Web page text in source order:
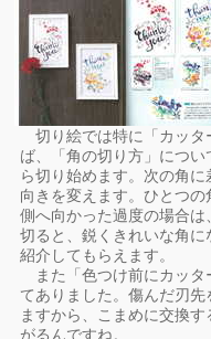
切り絵では特に「カッタ
ば、「角の切り方」につ
ら切り始めます。次の角
向きを変えます。ひとつ
側へ向かった過度の場合
切ると、鋭くきれいな角
紹介してもらえます。
また「色つけ前にカッタ
てありました。傷んだ刃
ますから、こまめに交換
がるんですね。